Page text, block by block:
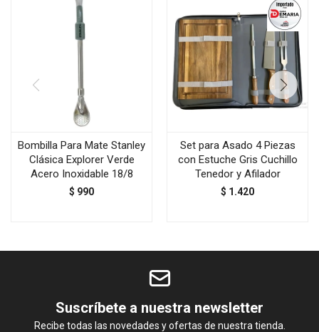
Bombilla Para Mate Stanley
Clásica Explorer Verde
Acero Inoxidable 18/8
$ 990
Set para Asado 4 Piezas
con Estuche Gris Cuchillo
Tenedor y Afilador
$ 1.420
Suscríbete a nuestra newsletter
Recibe todas las novedades y ofertas de nuestra tienda.